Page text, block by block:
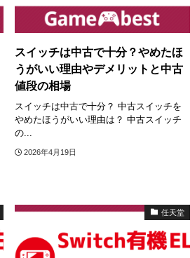
スイッチは中古で十分？やめたほ
うがいい理由やデメリットと中古
値段の相場
スイッチは中古で十分？ 中古スイッチを
やめたほうがいい理由は？ 中古スイッチ
の...
2026年4月19日
任天堂